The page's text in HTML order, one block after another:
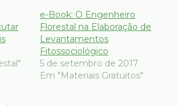
e-Book: O Engenheiro
Florestal na Elaboração de
Levantamentos
Fitossociológico
5 de setembro de 2017
Em "Materiais Gratuitos"